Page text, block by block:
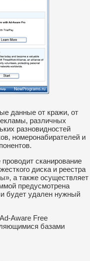
данные от кражи, от
различных
разновидностей
номеронабирателей и
сканирование
диска и реестра
а также осуществляет
предусмотрена
будет удален нужный
Aware Free
базами